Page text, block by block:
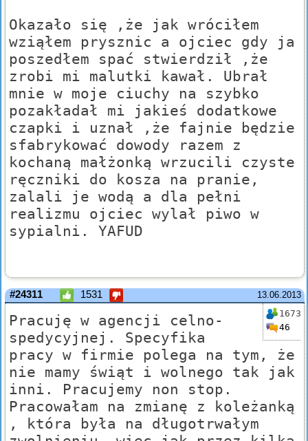
Okazało się ,że jak wróciłem
wziąłem prysznic a ojciec gdy ja
poszedłem spać stwierdził ,że
zrobi mi malutki kawał. Ubrał
mnie w moje ciuchy na szybko
pozakładał mi jakieś dodatkowe
czapki i uznał ,że fajnie będzie
sfabrykować dowody razem z
kochaną małżonką wrzucili czyste
ręczniki do kosza na pranie,
zalali je wodą a dla pełni
realizmu ojciec wylał piwo w
sypialni. YAFUD
13.06.2013
#24311 1531
1673
46
Pracuję w agencji celno-
spedycyjnej. Specyfika
pracy w firmie polega na tym, że
nie mamy świąt i wolnego tak jak
inni. Pracujemy non stop.
Pracowałam na zmianę z koleżanką
, która była na długotrwałym